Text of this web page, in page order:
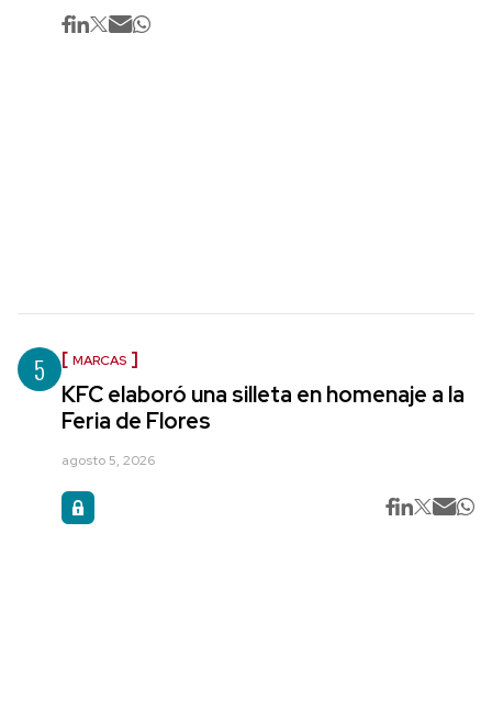
5 MARCAS
KFC elaboró una silleta en homenaje a la
Feria de Flores
agosto 5, 2026